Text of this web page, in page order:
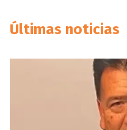
Últimas noticias